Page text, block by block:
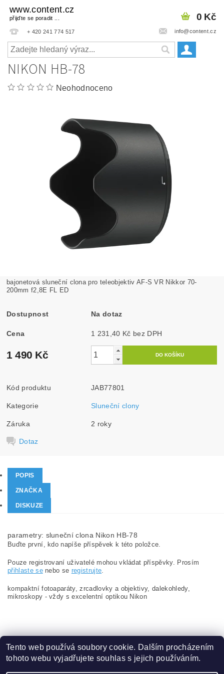
www.content.cz
přijďte se poradit ...
+ 420 241 774 517 info@content.cz
0 Kč
NIKON HB-78
Neohodnoceno
bajonetová sluneční clona pro teleobjektiv AF-S VR Nikkor 70-
200mm f2,8E FL ED
Dostupnost Na dotaz
Cena 1 231,40 Kč bez DPH
1 490 Kč
Kód produktu JAB77801
Kategorie Sluneční clony
Záruka 2 roky
Dotaz
POPIS
ZNAČKA
DISKUZE
parametry: sluneční clona Nikon HB-78
Buďte první, kdo napíše příspěvek k této položce.
Pouze registrovaní uživatelé mohou vkládat příspěvky. Prosím
přihlaste senebo se registrujte
kompaktní fotoaparáty, zrcadlovky a objektivy, dalekohledy,
mikroskopy - vždy s excelentní optikou Nikon
Zboží.cz | Heureka.cz
Tento web používá soubory cookie. Dalším procházením
tohoto webu vyjadřujete souhlas s jejich používáním.